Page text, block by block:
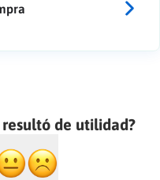
de utilidad?